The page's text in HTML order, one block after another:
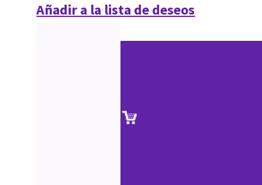
Añadir a la lista de deseos